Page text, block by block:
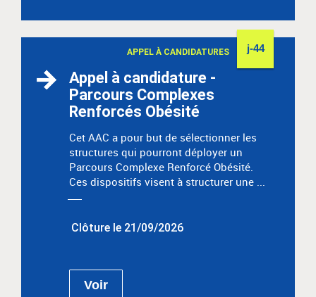
Appel à candidature -
Parcours Complexes
Renforcés Obésité
APPEL À CANDIDATURES j-44
Cet AAC a pour but de sélectionner les
structures qui pourront déployer un
Parcours Complexe Renforcé Obésité.
Ces dispositifs visent à structurer une ...
Clôture le 21/09/2026
Voir